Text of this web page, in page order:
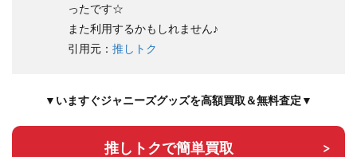
ったです☆
また利用するかもしれません♪
引用元： 推しトク
▼いますぐジャニーズグッズを高額買取＆無料査定▼
推しトクで簡単買取